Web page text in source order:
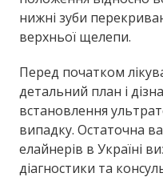
нижні зуби
верхньої щелепи.
Перед початком
детальний план і
встановлення
випадку. Остаточна
елайнерів в Україні
діагностики та